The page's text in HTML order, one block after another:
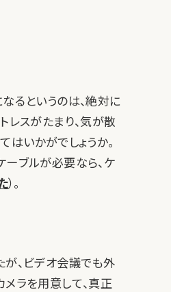
るというのは、絶対に
レスがたまり、気が散
はいかがでしょうか。
ブルが必要なら、ケ
）。
、ビデオ会議でも外
ラを用意して、真正